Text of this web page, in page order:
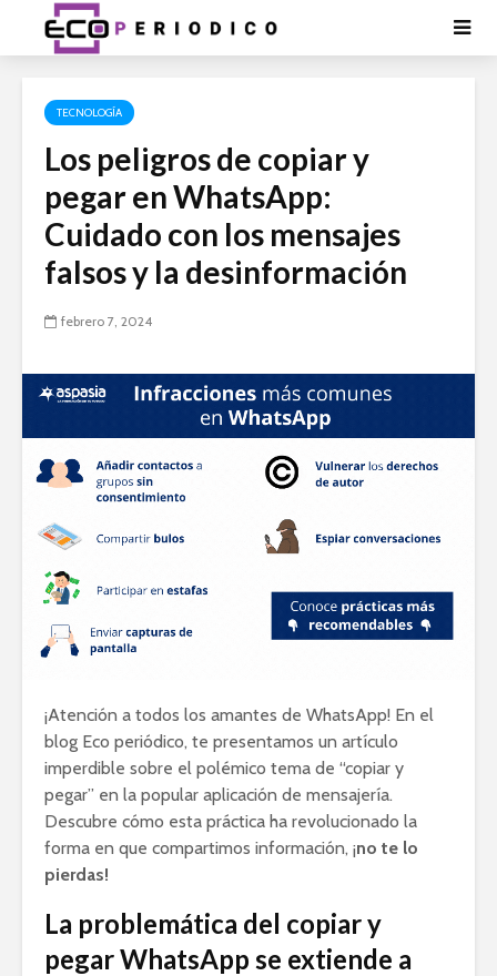
TECNOLOGÍA
Los peligros de copiar y
pegar en WhatsApp:
Cuidado con los mensajes
falsos y la desinformación
febrero 7, 2024
¡Atención a todos los amantes de WhatsApp! En el
blog Eco periódico, te presentamos un artículo
imperdible sobre el polémico tema de “copiar y
pegar” en la popular aplicación de mensajería.
Descubre cómo esta práctica ha revolucionado la
forma en que compartimos información, ¡no te lo
pierdas!
La problemática del copiar y
pegar WhatsApp se extiende a